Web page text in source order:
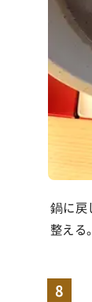
鍋に戻
整える。
8